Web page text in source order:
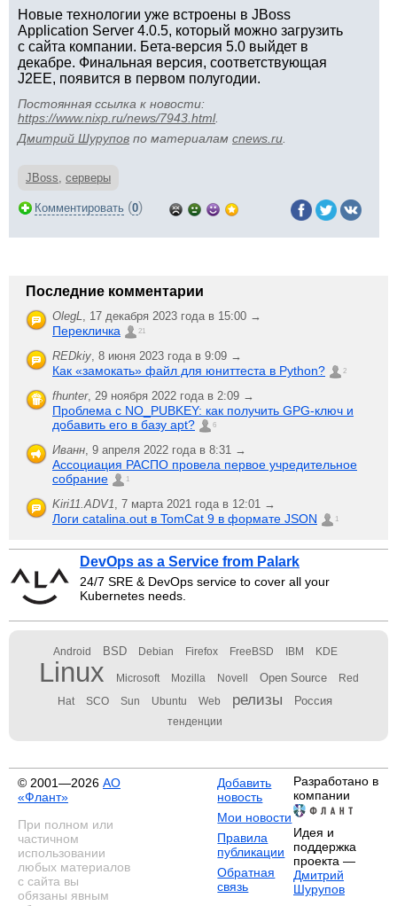
Новые технологии уже встроены в JBoss
Application Server 4.0.5, который можно загрузить
с сайта компании. Бета-версия 5.0 выйдет в
декабре. Финальная версия, соответствующая
J2EE, появится в первом полугодии.
Постоянная ссылка к новости:
https://www.nixp.ru/news/7943.html.
Дмитрий Шурупов по материалам cnews.ru
JBoss, серверы
Комментировать (0)
Последние комментарии
OlegL, 17 декабря 2023 года в 15:00 →
Перекличка 21
REDkiy, 8 июня 2023 года в 9:09 →
Как «замокать» файл для юниттеста в Python? 2
fhunter, 29 ноября 2022 года в 2:09 →
Проблема с NO_PUBKEY: как получить GPG-ключ и
добавить его в базу apt?
6
Иванн, 9 апреля 2022 года в 8:31 →
Ассоциация РАСПО провела первое учредительное
собрание
1
Kiri11.ADV1, 7 марта 2021 года в 12:01 →
Логи catalina.out в TomCat 9 в формате JSON 1
DevOps as a Service from Palark
24/7 SRE & DevOps service to cover all your
Kubernetes needs.
Android BSD Debian Firefox FreeBSD IBM KDE
Linux Microsoft Mozilla Novell Open Source Red
Hat SCO Sun Ubuntu Web релизы Россия
тенденции
© 2001—2026 АО
«Флант»
При полном или
частичном
использовании
любых материалов
с сайта вы
обязаны явным
Добавить
новость
Мои новости
Правила
публикации
Обратная
связь
Разработано в
компании
Идея и
поддержка
проекта —
Дмитрий
Шурупов